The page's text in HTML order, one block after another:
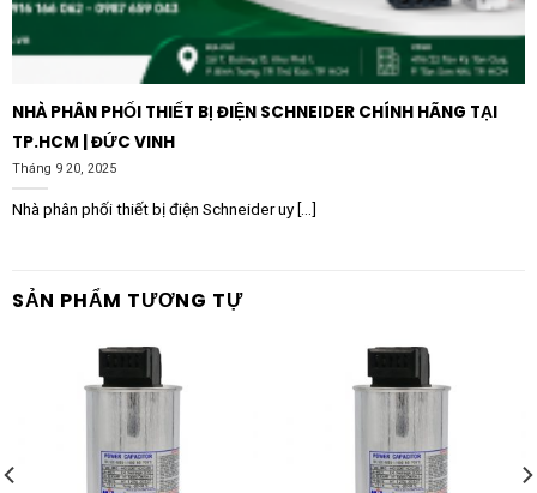
NHÀ PHÂN PHỐI THIẾT BỊ ĐIỆN SCHNEIDER CHÍNH HÃNG TẠI
TP.HCM | ĐỨC VINH
Tháng 9 20, 2025
Nhà phân phối thiết bị điện Schneider uy [...]
SẢN PHẨM TƯƠNG TỰ